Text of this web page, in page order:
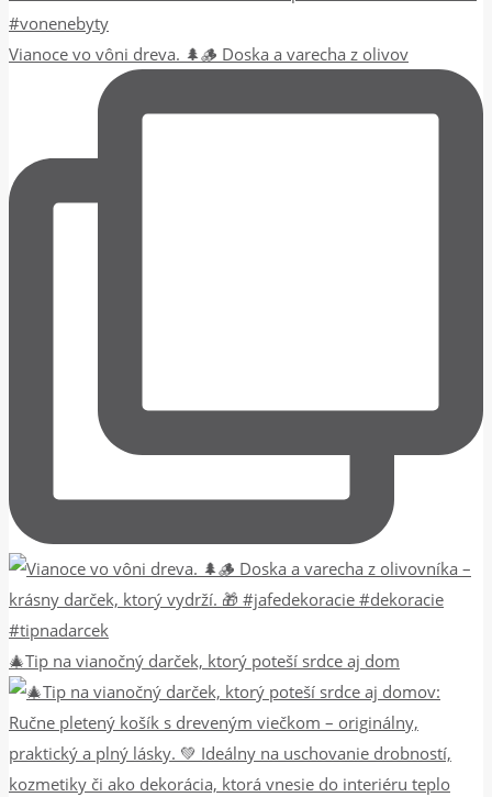
Vianoce vo vôni dreva. 🌲🪵 Doska a varecha z olivov
🎄Tip na vianočný darček, ktorý poteší srdce aj dom